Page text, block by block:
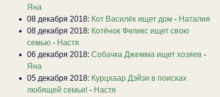
Яна
08 декабря 2018: Кот Василёк ищет дом - Наталия
08 декабря 2018: Котёнок Феликс ищет свою
семью - Настя
06 декабря 2018: Собачка Джемма ищет хозяев -
Яна
05 декабря 2018: Курцхаар Дэйзи в поисках
любящей семьи! - Настя